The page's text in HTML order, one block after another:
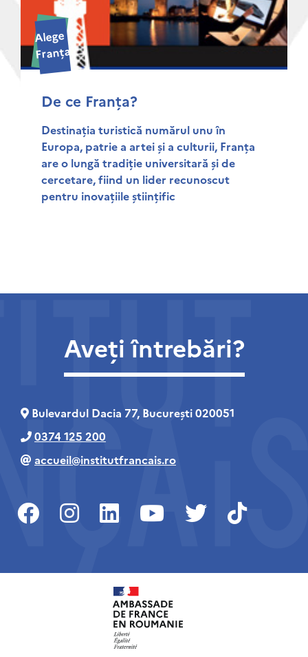
Alege
Franța
De ce Franța?
Destinația turistică numărul unu în
Europa, patrie a artei și a culturii, Franța
are o lungă tradiție universitară și de
cercetare, fiind un lider recunoscut
pentru inovațiile științific
Aveți întrebări?
Bulevardul Dacia 77, București 020051
0374 125 200
accueil@institutfrancais.ro